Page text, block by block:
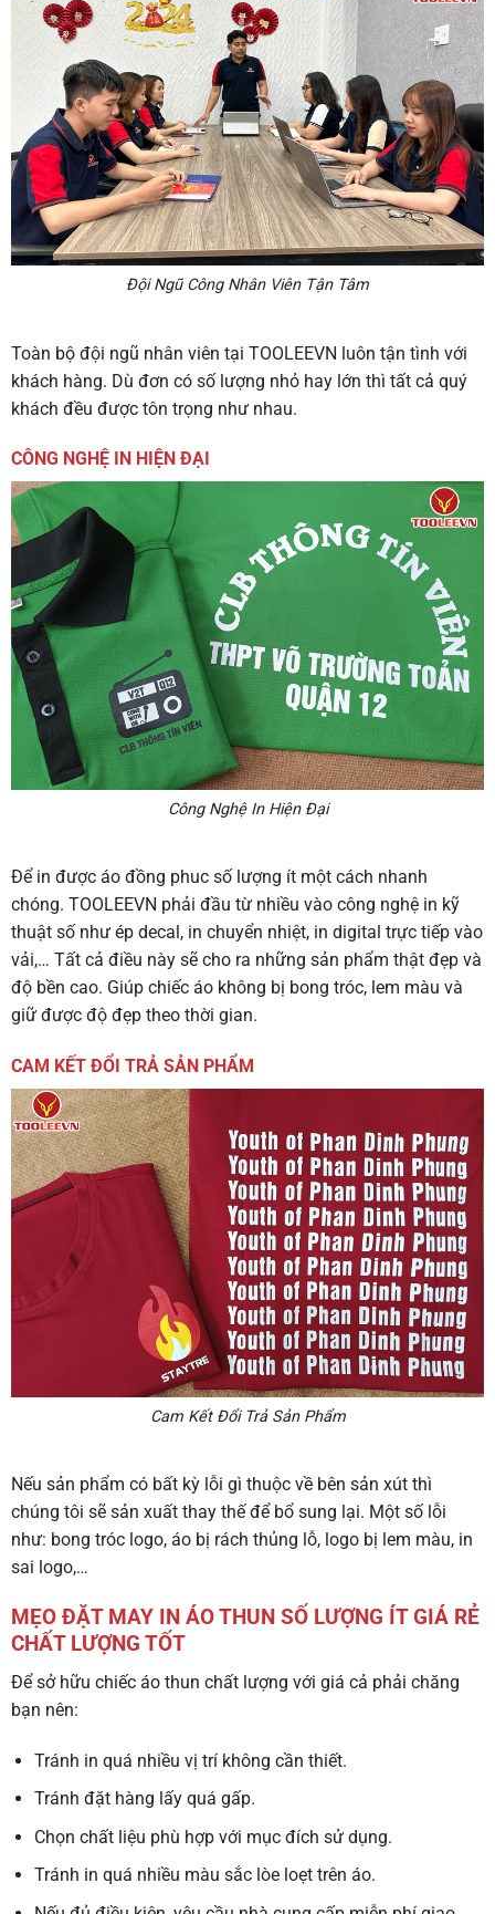
Đội Ngũ Công Nhân Viên Tận Tâm
Toàn bộ đội ngũ nhân viên tại TOOLEEVN luôn tận tình với
khách hàng. Dù đơn có số lượng nhỏ hay lớn thì tất cả quý
khách đều được tôn trọng như nhau.
CÔNG NGHỆ IN HIỆN ĐẠI
Công Nghệ In Hiện Đại
Để in được áo đồng phuc số lượng ít một cách nhanh
chóng. TOOLEEVN phải đầu từ nhiều vào công nghệ in kỹ
thuật số như ép decal, in chuyển nhiệt, in digital trực tiếp vào
vải,… Tất cả điều này sẽ cho ra những sản phẩm thật đẹp và
độ bền cao. Giúp chiếc áo không bị bong tróc, lem màu và
giữ được độ đẹp theo thời gian.
CAM KẾT ĐỔI TRẢ SẢN PHẨM
Cam Kết Đổi Trả Sản Phẩm
Nếu sản phẩm có bất kỳ lỗi gì thuộc về bên sản xút thì
chúng tôi sẽ sản xuất thay thế để bổ sung lại. Một số lỗi
như: bong tróc logo, áo bị rách thủng lỗ, logo bị lem màu, in
sai logo,…
MẸO ĐẶT MAY IN ÁO THUN SỐ LƯỢNG ÍT GIÁ RẺ
CHẤT LƯỢNG TỐT
Để sở hữu chiếc áo thun chất lượng với giá cả phải chăng
bạn nên:
Tránh in quá nhiều vị trí không cần thiết.
Tránh đặt hàng lấy quá gấp.
Chọn chất liệu phù hợp với mục đích sử dụng.
Tránh in quá nhiều màu sắc lòe loẹt trên áo.